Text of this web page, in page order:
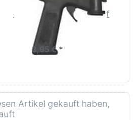
SPRAYMAX
SprayMax Handgriff
3,95 € *
Artikel gekauft haben,